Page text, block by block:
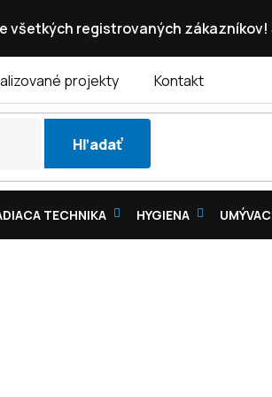
všetkých registrovaných
projekty Kontakt
Hľadať
TECHNIKA HYGIENA